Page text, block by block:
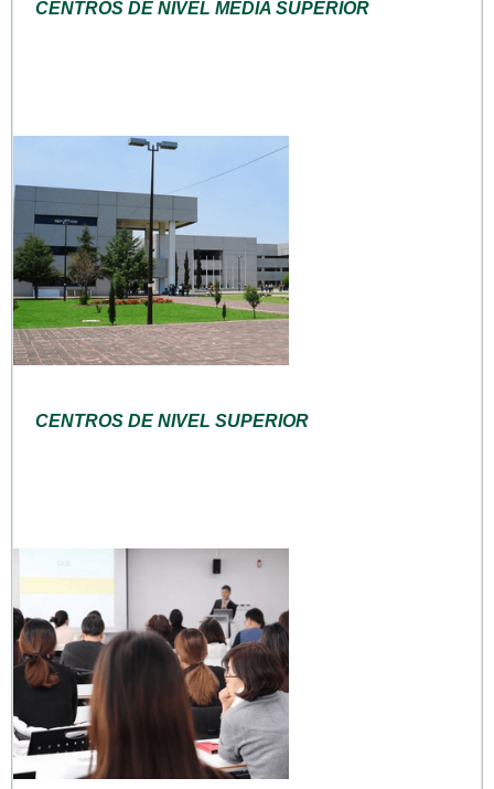
CENTROS DE NIVEL MEDIA SUPERIOR
CENTROS DE NIVEL SUPERIOR